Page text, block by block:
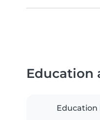
Education
Education